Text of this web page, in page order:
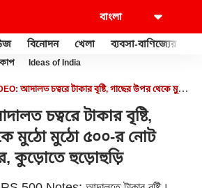
বিনোদন খেলা ব্যবসা-বাণিজ্যের
Ideas of India
আদালত চত্বরে টাকার বৃষ্টি, গাছের উপর থেকে মুঠো
চত্বরে টাকার বৃষ্টি,
মুঠো মুঠো ৫০০-র নোট
কুড়োতে হুড়োহুড়ি